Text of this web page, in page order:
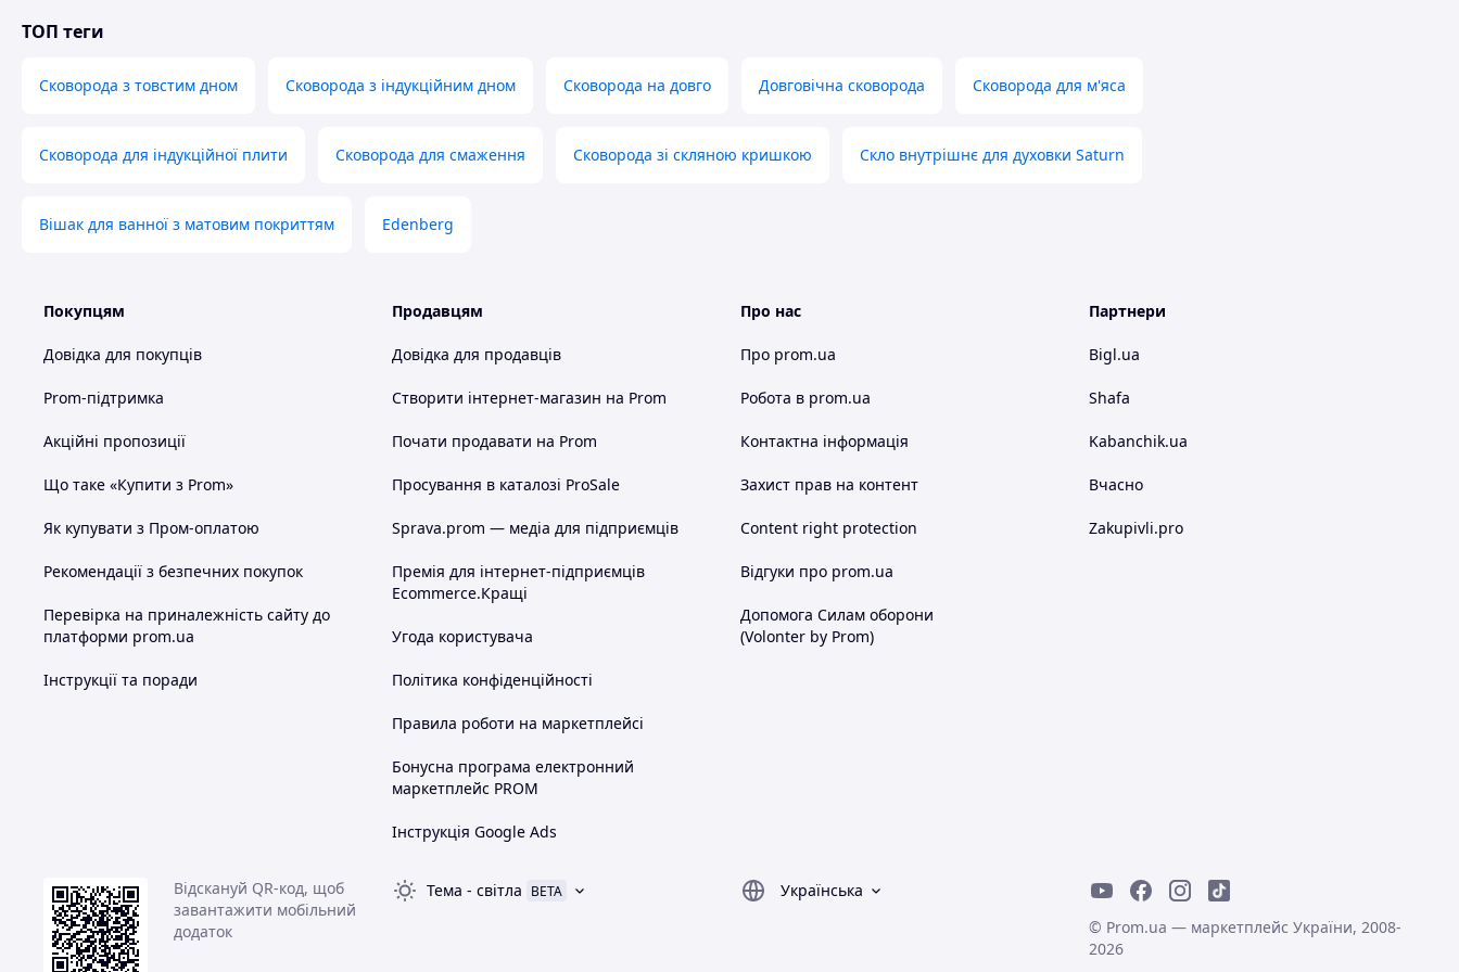
Ми оперативно комплектуємо і відправляємо ваше замовлення.
Ви оплачуєте та забираєте свій товар у відділенні служби доставки.
Якщо ви хочете дізнатися більш детальну інформацію по даному товару - дзвоніть, запитуйте!
ТОП теги
Сковорода з товстим дном Сковорода з індукційним дном Сковорода на довго Довговічна сковорода Сковорода для м'яса
Сковорода для індукційної плити Сковорода для смаження Сковорода зі скляною кришкою Скло внутрішнє для духовки Saturn
Вішак для ванної з матовим покриттям Edenberg
Покупцям
Довідка для покупців
Prom-підтримка
Акційні пропозиції
Що таке «Купити з Prom»
Як купувати з Пром-оплатою
Рекомендації з безпечних покупок
Перевірка на приналежність сайту до
платформи prom.ua
Інструкції та поради
Продавцям
Довідка для продавців
Створити інтернет-магазин на Prom
Почати продавати на Prom
Просування в каталозі ProSale
Sprava.prom — медіа для підприємців
Премія для інтернет-підприємців
Ecommerce.Кращі
Угода користувача
Політика конфіденційності
Правила роботи на маркетплейсі
Бонусна програма електронний
маркетплейс PROM
Інструкція Google Ads
Про нас
Про prom.ua
Робота в prom.ua
Контактна інформація
Захист прав на контент
Content right protection
Відгуки про prom.ua
Допомога Силам оборони
(Volonter by Prom)
Партнери
Bigl.ua
Shafa
Kabanchik.ua
Вчасно
Zakupivli.pro
Відскануй QR-код, щоб
завантажити мобільний
додаток
Тема - світла BETA
Українська
© Prom.ua — маркетплейс України, 2008-
2026